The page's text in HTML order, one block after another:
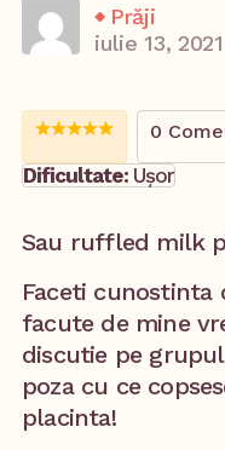
Prăji
iulie 13, 2021
0
Dificultate: Ușor
Sau ruffled milk
Faceti
facute de mine
discutie pe
poza cu ce
placinta!